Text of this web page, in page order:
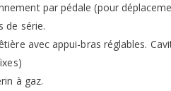
par pédale (pour
de série.
avec appui-bras réglables.
à gaz.